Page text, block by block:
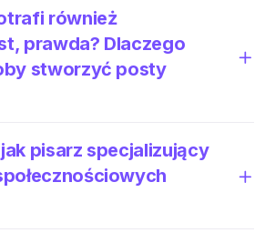
również
prawda? Dlaczego
stworzyć posty
pisarz specjalizujący